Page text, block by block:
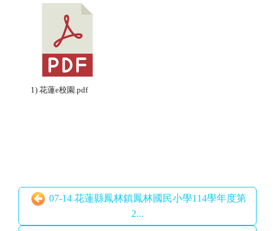
1) 花蓮e校園.pdf
07-14 花蓮縣鳳林鎮鳳林國民小學114學年度第
2...